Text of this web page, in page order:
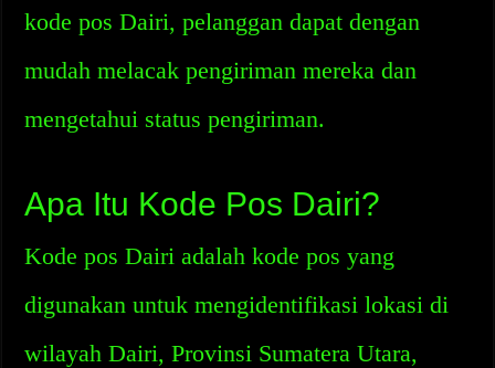
kode pos Dairi, pelanggan dapat dengan
mudah melacak pengiriman mereka dan
mengetahui status pengiriman.
Apa Itu Kode Pos Dairi?
Kode pos Dairi adalah kode pos yang
digunakan untuk mengidentifikasi lokasi di
wilayah Dairi, Provinsi Sumatera Utara,